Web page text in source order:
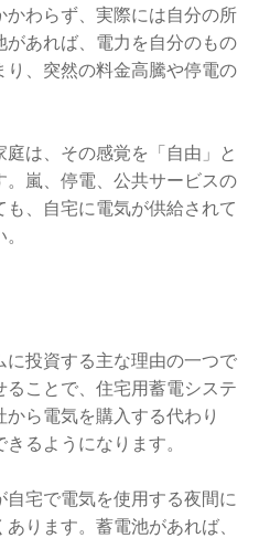
かわらず、実際には自分の所
あれば、電力を自分のもの
り、突然の料金高騰や停電の
は、その感覚を「自由」と
嵐、停電、公共サービスの
、自宅に電気が供給されて
投資する主な理由の一つで
ことで、住宅用蓄電システ
ら電気を購入する代わり
るようになります。
宅で電気を使用する夜間に
ります。蓄電池があれば、